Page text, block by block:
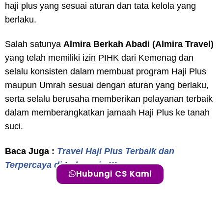
Hubungi CS Kami
haji plus yang sesuai aturan dan tata kelola yang
berlaku.
Salah satunya Almira Berkah Abadi (Almira Travel)
yang telah memiliki izin PIHK dari Kemenag dan
selalu konsisten dalam membuat program Haji Plus
maupun Umrah sesuai dengan aturan yang berlaku,
serta selalu berusaha memberikan pelayanan terbaik
dalam memberangkatkan jamaah Haji Plus ke tanah
suci.
Baca Juga : Travel Haji Plus Terbaik dan
Terpercaya di Indonesia !!!